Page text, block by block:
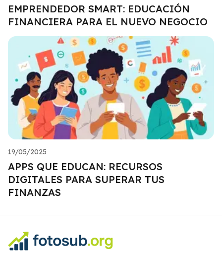
EMPRENDEDOR SMART: EDUCACIÓN
FINANCIERA PARA EL NUEVO NEGOCIO
19/05/2025
APPS QUE EDUCAN: RECURSOS
DIGITALES PARA SUPERAR TUS
FINANZAS